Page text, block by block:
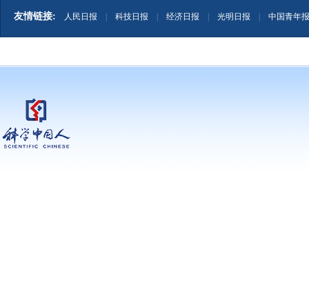
友情链接: 人民日报 科技日报 经济日报 光明日报 中国青年报